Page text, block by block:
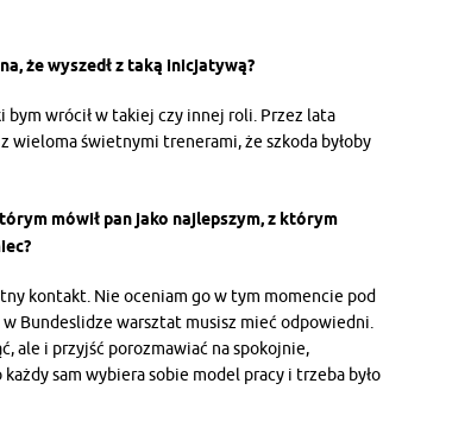
że wyszedł z taką inicjatywą?
bym wrócił w takiej czy innej roli. Przez lata
wieloma świetnymi trenerami, że szkoda byłoby
mówił pan jako najlepszym, z którym
kontakt. Nie oceniam go w tym momencie pod
Bundeslidze warsztat musisz mieć odpowiedni.
ale i przyjść porozmawiać na spokojnie,
sam wybiera sobie model pracy i trzeba było